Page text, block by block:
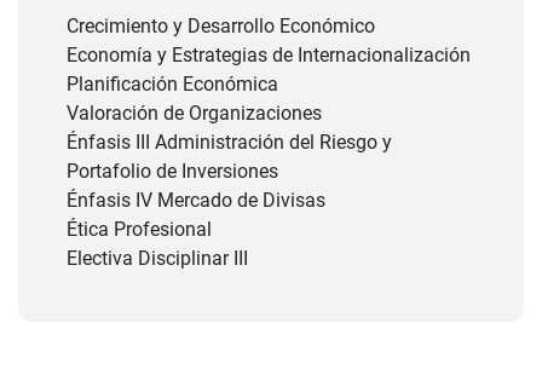
Crecimiento y Desarrollo Económico
Economía y Estrategias de Internacionalización
Planificación Económica
Valoración de Organizaciones
Énfasis III Administración del Riesgo y
Portafolio de Inversiones
Énfasis IV Mercado de Divisas
Ética Profesional
Electiva Disciplinar III